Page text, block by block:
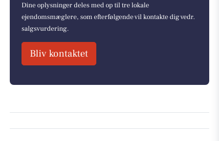
Dine oplysninger deles med op til tre lokale
ejendomsmæglere, som efterfølgende vil kontakte dig vedr.
salgsvurdering.
Bliv kontaktet